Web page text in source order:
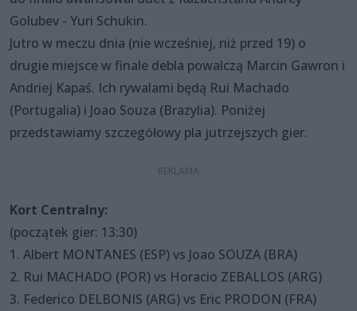
Golubev - Yuri Schukin.
Jutro w meczu dnia (nie wcześniej, niż przed 19) o
drugie miejsce w finale debla powalczą Marcin Gawron i
Andriej Kapaś. Ich rywalami będą Rui Machado
(Portugalia) i Joao Souza (Brazylia). Poniżej
przedstawiamy szczegółowy pla jutrzejszych gier.
Kort Centralny:
(początek gier: 13:30)
1. Albert MONTANES (ESP) vs Joao SOUZA (BRA)
2. Rui MACHADO (POR) vs Horacio ZEBALLOS (ARG)
3. Federico DELBONIS (ARG) vs Eric PRODON (FRA)